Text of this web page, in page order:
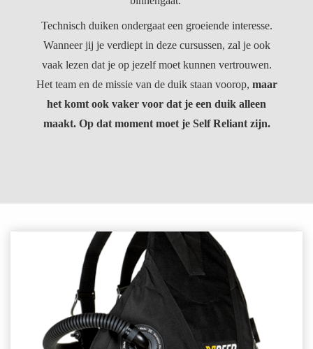
Technisch duiken ondergaat een groeiende interesse.
Wanneer jij je verdiept in deze cursussen, zal je ook
vaak lezen dat je op jezelf moet kunnen vertrouwen.
Het team en de missie van de duik staan voorop, maar
het komt ook vaker voor dat je een duik alleen
maakt. Op dat moment moet je Self Reliant zijn.